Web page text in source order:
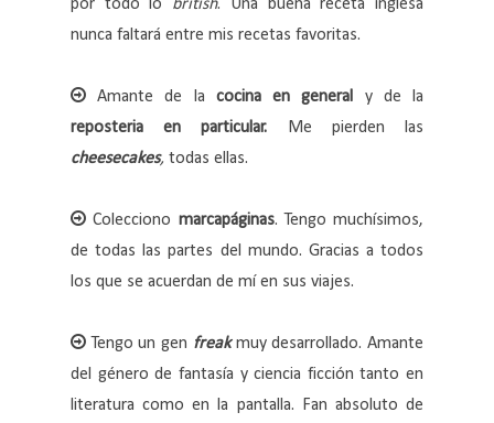
por todo lo british. Una buena receta inglesa
nunca faltará entre mis recetas favoritas.
Amante de la cocina en general
y de la
reposteria en particular. Me pierden las
cheesecakes, todas ellas.
Colecciono marcapáginas. Tengo muchísimos,
de todas las partes del mundo. Gracias a todos
los que se acuerdan de mí en sus viajes.
Tengo un gen freakmuy desarrollado. Amante
del género de fantasía y ciencia ficción tanto en
literatura como en la pantalla. Fan absoluto de